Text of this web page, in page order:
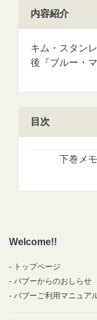
内容紹介
キム・スタン
後『ブルー・
目次
下巻メモ
Welcome!!
トップページ
パブーからのおしらせ
パブーご利用マニュア